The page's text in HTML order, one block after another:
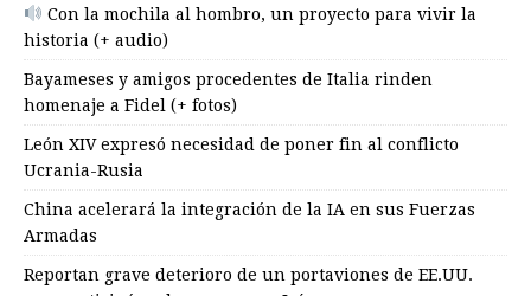
Con la mochila al hombro, un proyecto para vivir la
historia (+ audio)
Bayameses y amigos procedentes de Italia rinden
homenaje a Fidel (+ fotos)
León XIV expresó necesidad de poner fin al conflicto
Ucrania-Rusia
China acelerará la integración de la IA en sus Fuerzas
Armadas
Reportan grave deterioro de un portaviones de EE.UU.